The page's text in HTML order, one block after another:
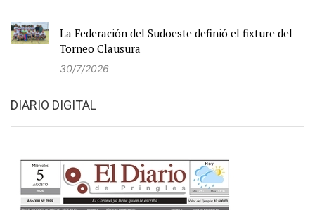
La Federación del Sudoeste definió el fixture del
Torneo Clausura
30/7/2026
DIARIO DIGITAL